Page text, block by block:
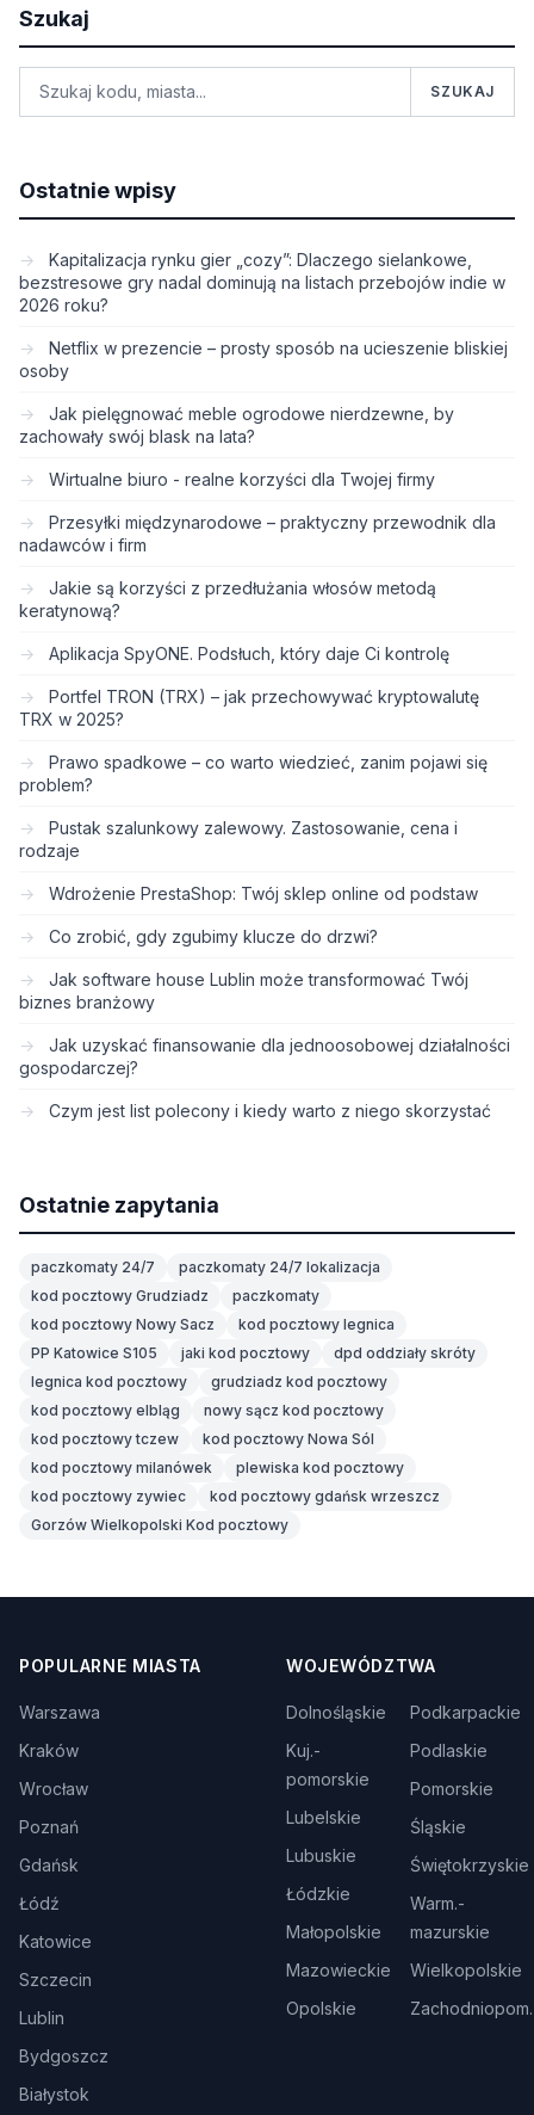
Szukaj
SZUKAJ
Ostatnie wpisy
Kapitalizacja rynku gier „cozy”: Dlaczego sielankowe,
bezstresowe gry nadal dominują na listach przebojów indie w
2026 roku?
Netflix w prezencie – prosty sposób na ucieszenie bliskiej
osoby
Jak pielęgnować meble ogrodowe nierdzewne, by
zachowały swój blask na lata?
Wirtualne biuro - realne korzyści dla Twojej firmy
Przesyłki międzynarodowe – praktyczny przewodnik dla
nadawców i firm
Jakie są korzyści z przedłużania włosów metodą
keratynową?
Aplikacja SpyONE. Podsłuch, który daje Ci kontrolę
Portfel TRON (TRX) – jak przechowywać kryptowalutę
TRX w 2025?
Prawo spadkowe – co warto wiedzieć, zanim pojawi się
problem?
Pustak szalunkowy zalewowy. Zastosowanie, cena i
rodzaje
Wdrożenie PrestaShop: Twój sklep online od podstaw
Co zrobić, gdy zgubimy klucze do drzwi?
Jak software house Lublin może transformować Twój
biznes branżowy
Jak uzyskać finansowanie dla jednoosobowej działalności
gospodarczej?
Czym jest list polecony i kiedy warto z niego skorzystać
Ostatnie zapytania
paczkomaty 24/7
paczkomaty 24/7 lokalizacja
kod pocztowy Grudziadz
paczkomaty
kod pocztowy Nowy Sacz
kod pocztowy legnica
PP Katowice S105
jaki kod pocztowy
dpd oddziały skróty
legnica kod pocztowy
grudziadz kod pocztowy
kod pocztowy elbląg
nowy sącz kod pocztowy
kod pocztowy tczew
kod pocztowy Nowa Sól
kod pocztowy milanówek
plewiska kod pocztowy
kod pocztowy zywiec
kod pocztowy gdańsk wrzeszcz
Gorzów Wielkopolski Kod pocztowy
POPULARNE MIASTA
Warszawa
Kraków
Wrocław
Poznań
Gdańsk
Łódź
Katowice
Szczecin
Lublin
Bydgoszcz
Białystok
WOJEWÓDZTWA
Dolnośląskie
Kuj.-
pomorskie
Lubelskie
Lubuskie
Łódzkie
Małopolskie
Mazowieckie
Opolskie
Podkarpackie
Podlaskie
Pomorskie
Śląskie
Świętokrzyskie
Warm.-
mazurskie
Wielkopolskie
Zachodniopom.